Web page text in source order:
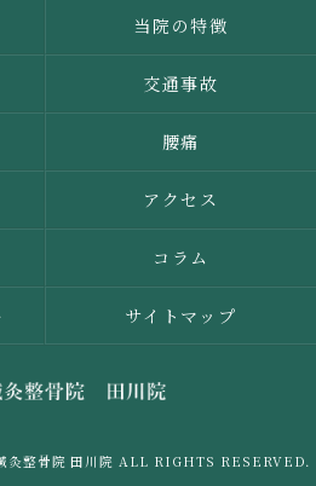
当院の特徴
交通事故
腰痛
アクセス
コラム
サイトマップ
灸整骨院 田川院 ALL RIGHTS RESERVED.